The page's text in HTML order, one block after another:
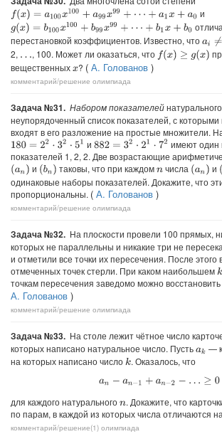
(x)=a 100x100+a99x 99+⋯+ a1x + a 0
и
g(x)= b100x100+b 99 x99+⋯ +b1x+b0
перестановкой коэффициентов. Известно, чтоai≠ bi
2,
, 100. Может ли оказаться, чтоf(x)≥g (x)
вещественныхx? (А. Голованов )
комментарий/решение олимпиада
Задача №31. Набором показателей
неупорядоченный список показателей, с
входят в его разложение на простые множители.
180=22 ⋅32⋅ 51 и882=32⋅21⋅ 72
имеют один
показателей 1, 2, 2. Две возрастающие
(an) и (bn) таковы, что при каждомnчисла (an) и (
одинаковые наборы показателей. Докажите, что
пропорциональны. ( А. Голованов )
комментарий/решение олимпиада
Задача №32. На плоскости провели 100 прямых,
которых не параллельны и никакие три не
и отметили все точки их пересечения. После этого
отмеченных точек стерли. При каком наибольшемk
точкам пересечения заведомо можно
А. Голованов )
комментарий/решение олимпиада
Задача №33. На столе лежит чётное число
которых написано натуральное число. Пустьak —
на которых написано числоk. Оказалось, что
an−an −1+an−2 −… ≥ 0
для каждого натуральногоn. Докажите, что
по парам, в каждой из которых числа отличаются
комментарий/решение(1) олимпиада